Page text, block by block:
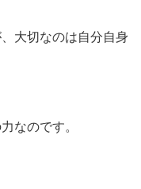
大切なのは自分自身
なのです。